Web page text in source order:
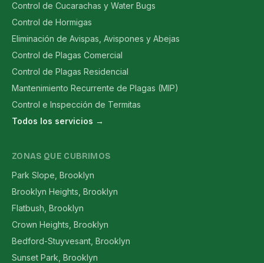
Control de Cucarachas y Water Bugs
Control de Hormigas
Eliminación de Avispas, Avispones y Abejas
Control de Plagas Comercial
Control de Plagas Residencial
Mantenimiento Recurrente de Plagas (MIP)
Control e Inspección de Termitas
Todos los servicios →
ZONAS QUE CUBRIMOS
Park Slope, Brooklyn
Brooklyn Heights, Brooklyn
Flatbush, Brooklyn
Crown Heights, Brooklyn
Bedford-Stuyvesant, Brooklyn
Sunset Park, Brooklyn